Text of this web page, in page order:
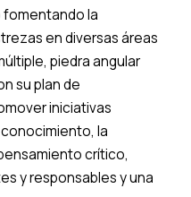
fomentando la
en diversas áreas
piedra angular
su plan de
iniciativas
la
crítico,
y responsables y una